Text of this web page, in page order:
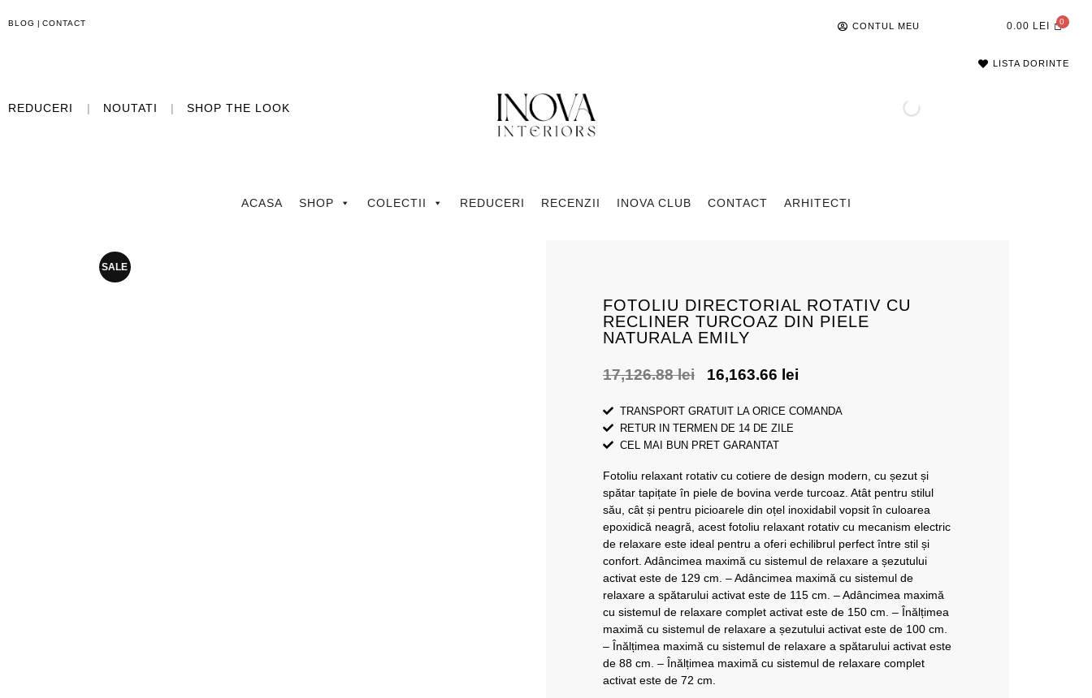
BLOG | CONTACT CONTUL MEU 0.00 LEI
LISTA DORINTE
REDUCERI | NOUTATI | SHOP THE LOOK
ACASA SHOP COLECTII REDUCERI RECENZII INOVA CLUB CONTACT ARHITECTI
SALE
FOTOLIU DIRECTORIAL ROTATIV CU
RECLINER TURCOAZ DIN PIELE
NATURALA EMILY
17,126.88lei 16,163.66 lei
TRANSPORT GRATUIT LA ORICE COMANDA
RETUR IN TERMEN DE 14 DE ZILE
CEL MAI BUN PRET GARANTAT
Fotoliu relaxant rotativ cu cotiere de design modern, cu șezut și
spătar tapițate în piele de bovina verde turcoaz. Atât pentru stilul
său, cât și pentru picioarele din oțel inoxidabil vopsit în culoarea
epoxidică neagră, acest fotoliu relaxant rotativ cu mecanism electric
de relaxare este ideal pentru a oferi echilibrul perfect între stil și
confort. Adâncimea maximă cu sistemul de relaxare a șezutului
activat este de 129 cm. – Adâncimea maximă cu sistemul de
relaxare a spătarului activat este de 115 cm. – Adâncimea maximă
cu sistemul de relaxare complet activat este de 150 cm. – Înălțimea
maximă cu sistemul de relaxare a șezutului activat este de 100 cm.
– Înălțimea maximă cu sistemul de relaxare a spătarului activat este
de 88 cm. – Înălțimea maximă cu sistemul de relaxare complet
activat este de 72 cm.